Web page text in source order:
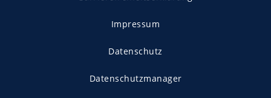
Impressum
Datenschutz
Datenschutzmanager